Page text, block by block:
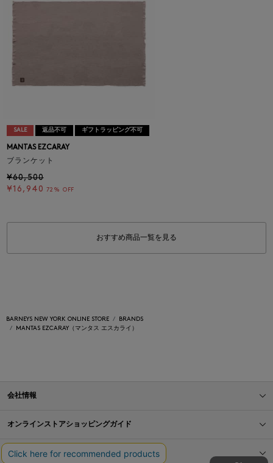
SALE 返品不可 ギフトラッピング不可
MANTAS EZCARAY
ブランケット
¥60,500
¥16,940 72% OFF
おすすめ商品一覧を見る
BARNEYS NEW YORK ONLINE STORE
BRANDS
MANTAS EZCARAY（マンタス エスカライ）
会社情報
オンラインストアショッピングガイド
店舗情報